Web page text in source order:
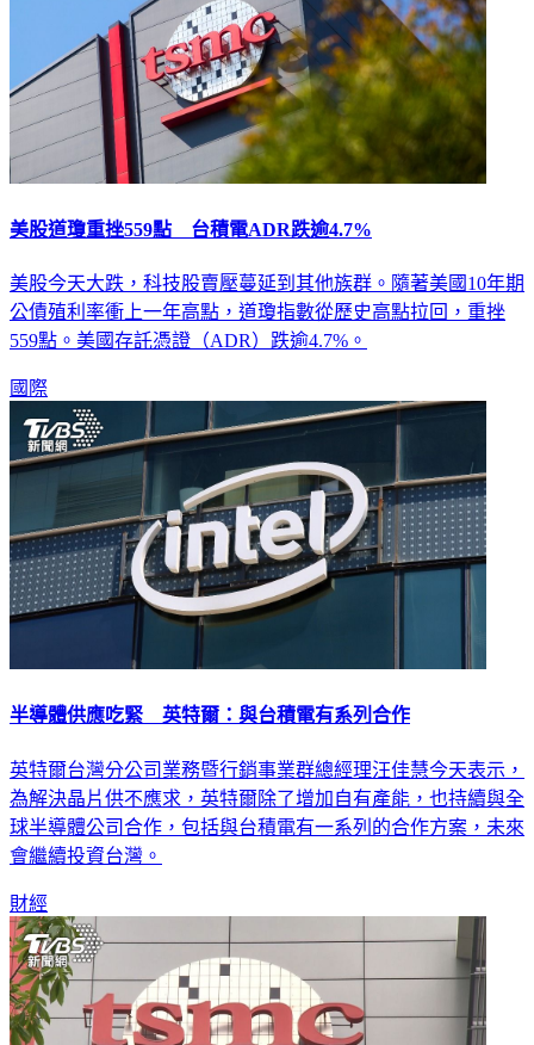
美股道瓊重挫559點 台積電ADR跌逾4.7%
美股今天大跌，科技股賣壓蔓延到其他族群。隨著美國10年期
公債殖利率衝上一年高點，道瓊指數從歷史高點拉回，重挫
559點。美國存託憑證（ADR）跌逾4.7%。
國際
半導體供應吃緊 英特爾：與台積電有系列合作
英特爾台灣分公司業務暨行銷事業群總經理汪佳慧今天表示，
為解決晶片供不應求，英特爾除了增加自有產能，也持續與全
球半導體公司合作，包括與台積電有一系列的合作方案，未來
會繼續投資台灣。
財經